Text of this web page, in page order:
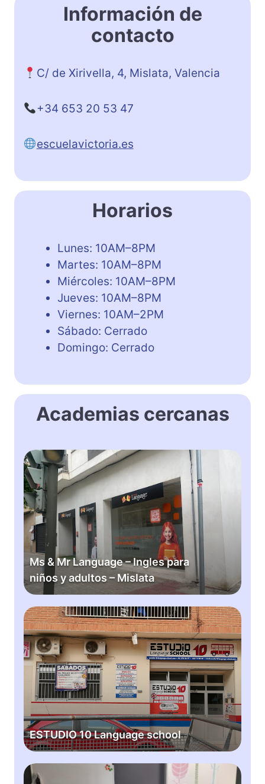
Información de
contacto
C/ de Xirivella, 4, Mislata, Valencia
+34 653 20 53 47
escuelavictoria.es
Horarios
Lunes: 10AM–8PM
Martes: 10AM–8PM
Miércoles: 10AM–8PM
Jueves: 10AM–8PM
Viernes: 10AM–2PM
Sábado: Cerrado
Domingo: Cerrado
Academias cercanas
Ms & Mr Language – Ingles para
niños y adultos – Mislata
M
s
&
M
r
L
n
g
u
g
e
–
I
n
s
p
r
ESTUDIO 10 Language school
E
S
T
U
0
L
n
K